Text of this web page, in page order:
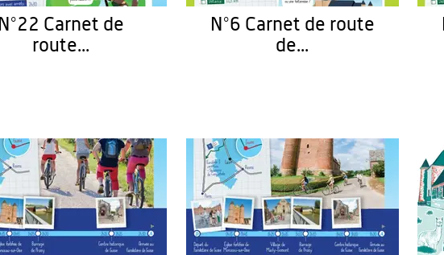
N°22 Carnet de
route...
N°6 Carnet de route
de...